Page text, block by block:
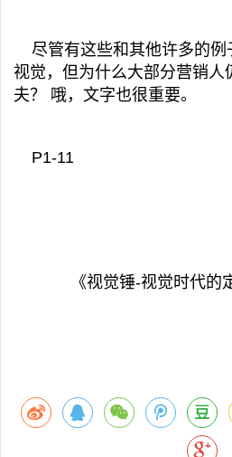
尽管有这些和其他许多的例
视觉，但为什么大部分营销人
夫？ 哦，文字也很重要。
P1-11
《视觉锤-视觉时代的